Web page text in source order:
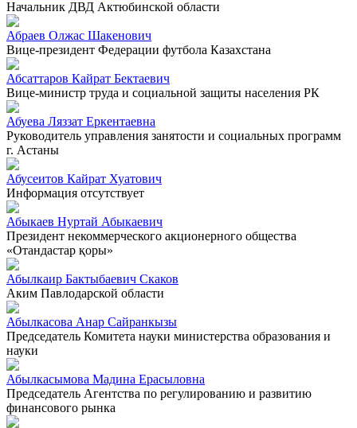
Начальник ДВД Актюбинской области
Абраев Олжас Шакенович
Вице-президент Федерации футбола Казахстана
Абсаттаров Кайрат Бектаевич
Вице-министр труда и социальной защиты населения РК
Абуева Ляззат Еркентаевна
Руководитель управления занятости и социальных программ
г. Астаны
Абусеитов Кайрат Хуатович
Информация отсутствует
Абыкаев Нуртай Абыкаевич
Президент некоммерческого акционерного общества
«Отандастар қоры»
Абылкаир Бактыбаевич Скаков
Аким Павлодарской области
Абылкасова Анар Сайранкызы
Председатель Комитета науки министерства образования и
науки
Абылкасымова Мадина Ерасыловна
Председатель Агентства по регулированию и развитию
финансового рынка